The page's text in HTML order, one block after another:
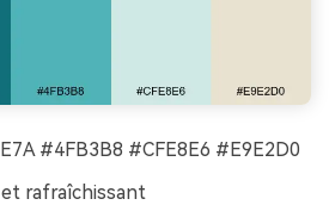
#4FB3B8 #CFE8E6 #E9E2D0
rafraîchissant